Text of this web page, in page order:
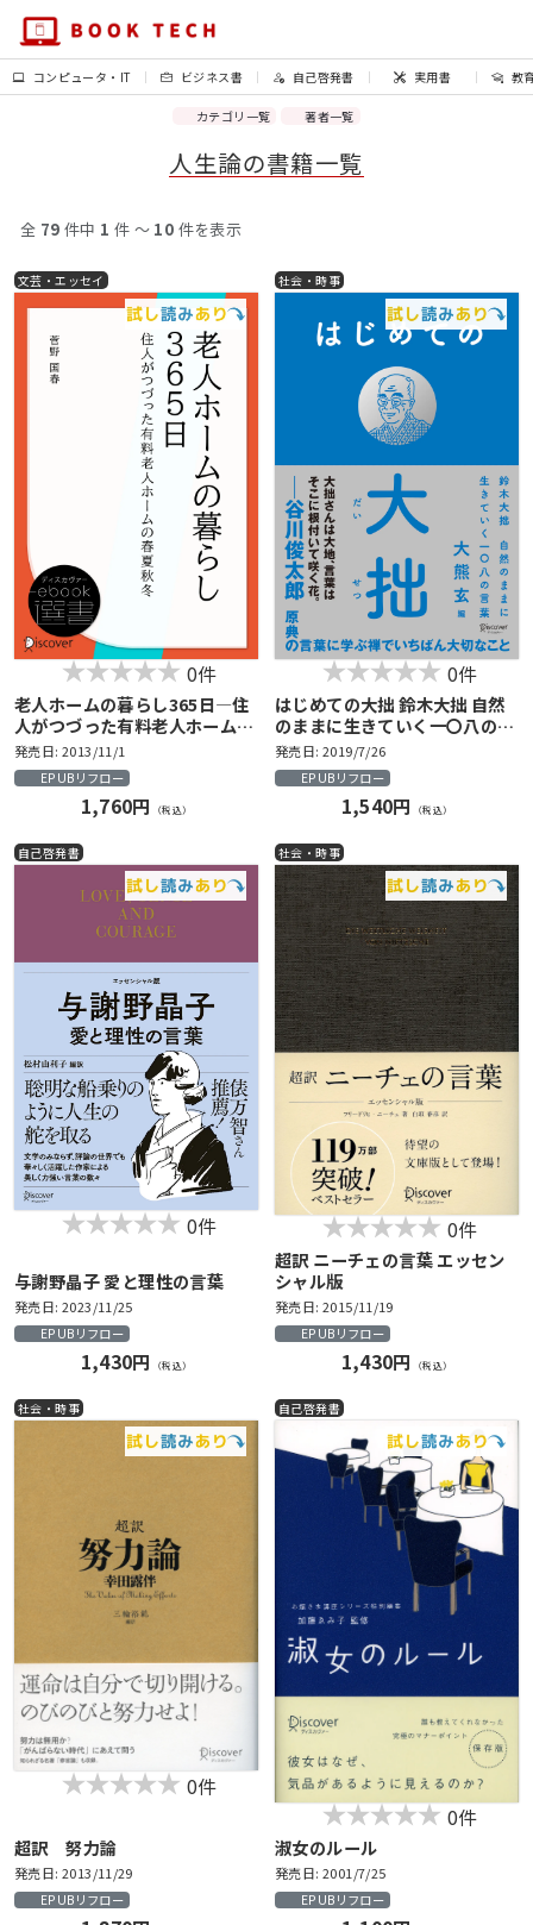
コンピュータ・IT ビジネス書 自己啓発書 実用書 教
カテゴリ一覧 著者一覧
人生論の書籍一覧
全 79 件中 1 件 〜 10 件を表示
文芸・エッセイ
0件
老人ホームの暮らし365日―住
人がつづった有料老人ホームの
春夏秋冬
発売日: 2013/11/1
EPUBリフロー
1,760円 （税込）
社会・時事
0件
はじめての大拙 鈴木大拙 自然
のままに生きていく一〇八の言
葉
発売日: 2019/7/26
EPUBリフロー
1,540円 （税込）
自己啓発書
0件
与謝野晶子 愛と理性の言葉
発売日: 2023/11/25
EPUBリフロー
1,430円 （税込）
社会・時事
0件
超訳 ニーチェの言葉 エッセン
シャル版
発売日: 2015/11/19
EPUBリフロー
1,430円 （税込）
社会・時事
0件
超訳 努力論
発売日: 2013/11/29
EPUBリフロー
自己啓発書
0件
淑女のルール
発売日: 2001/7/25
EPUBリフロー